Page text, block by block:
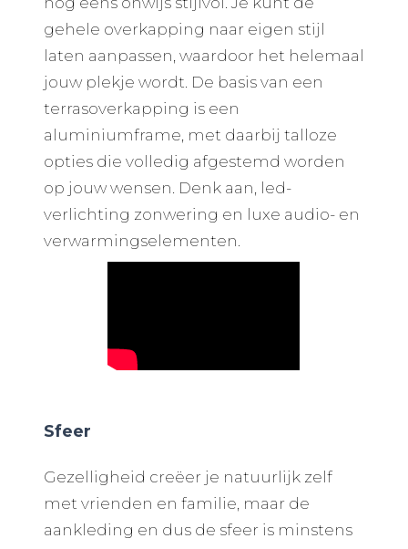
gehele overkapping naar eigen stijl
laten aanpassen, waardoor het helemaal
jouw plekje wordt. De basis van een
terrasoverkapping is een
aluminiumframe, met daarbij talloze
opties die volledig afgestemd worden
op jouw wensen. Denk aan, led-
verlichting zonwering en luxe audio- en
verwarmingselementen.
Sfeer
Gezelligheid creëer je natuurlijk zelf
met vrienden en familie, maar de
aankleding en dus de sfeer is minstens